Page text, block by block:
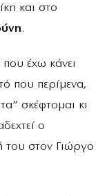
και στο
.
έχω κάνει
που περίμενα,
σκέφτομαι κι
ο
του στον Γιώργο